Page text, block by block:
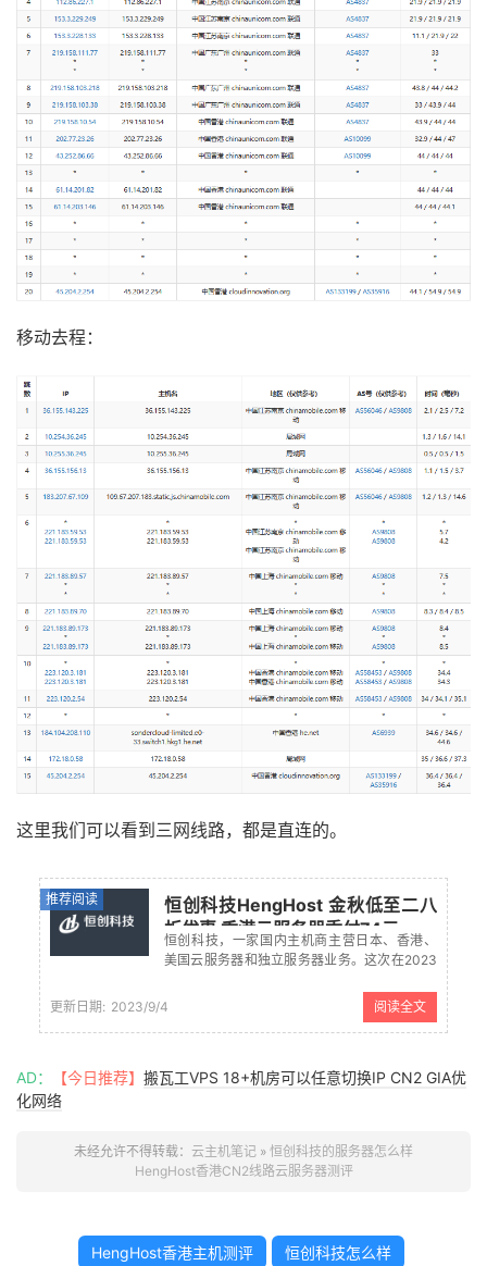
移动去程：
这里我们可以看到三网线路，都是直连的。
推荐阅读
恒创科技HengHost 金秋低至二八
折优惠 香港云服务器季付74元
恒创科技，一家国内主机商主营日本、香港、
美国云服务器和独立服务器业务。这次在2023
销活动，如果有需要云服务器或者独立服务器
务器1G内存2M CN2带宽74元，...
更新日期: 2023/9/4 阅读全文
AD： 【今日推荐】 搬瓦工VPS 18+机房可以任意切换IP CN2 GIA优
化网络
未经允许不得转载： 云主机笔记 » 恒创科技的服务器怎么样
HengHost香港CN2线路云服务器测评
HengHost香港主机测评 恒创科技怎么样